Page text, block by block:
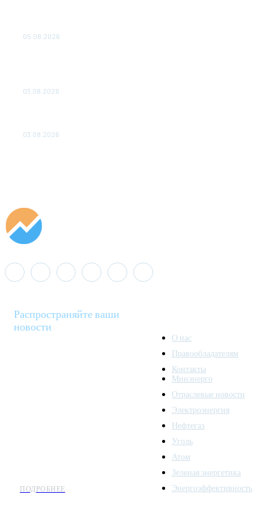
05.08.2026
03.08.2026
03.08.2026
Распространяйте ваши
новости
ПОДРОБНЕЕ
О нас
Правообладателям
Контакты
Минэнерго
Отраслевые новости
Электроэнергия
Нефтегаз
Уголь
Атом
Зеленая энергетика
Энергоэффективность